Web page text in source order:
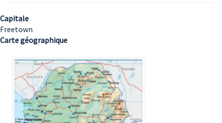
Capitale
Freetown
Carte géographique
Image